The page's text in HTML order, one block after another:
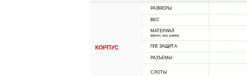
КОРПУС
РАЗМЕРЫ
ВЕС
МАТЕРИАЛ
фронт, низ, рамка
П/В ЗАЩИТА
РАЗЪЕМЫ
СЛОТЫ